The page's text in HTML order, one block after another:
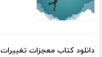
دانلود کتاب معجزات